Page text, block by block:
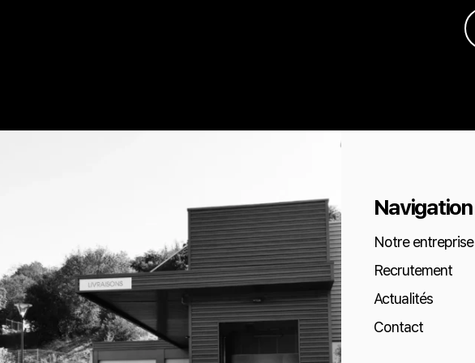
Navigation
Notre entreprise
Recrutement
Actualités
Contact